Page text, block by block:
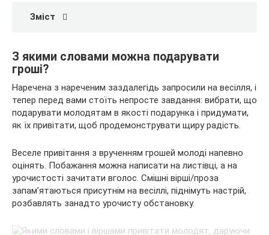
Зміст
З якими словами можна подарувати
гроші?
Наречена з нареченим заздалегідь запросили на весілля, і
тепер перед вами стоїть непросте завдання: вибрати, що
подарувати молодятам в якості подарунка і придумати,
як їх привітати, щоб продемонструвати щиру радість.
Веселе привітання з врученням грошей молоді напевно
оцінять. Побажання можна написати на листівці, а на
урочистості зачитати вголос. Смішні вірші/проза
запам’ятаються присутнім на весіллі, піднімуть настрій,
розбавлять занадто урочисту обстановку.